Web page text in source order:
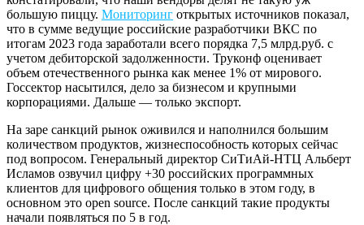
большую пиццу. Мониторинг открытых источников показал,
что в сумме ведущие российские разработчики ВКС по
итогам 2023 года заработали всего порядка 7,5 млрд.руб. с
учетом дебиторской задолженности. Труконф оценивает
объем отечественного рынка как менее 1% от мирового.
Госсектор насытился, дело за бизнесом и крупными
корпорациями. Дальше — только экспорт.
На заре санкций рынок оживился и наполнился большим
количеством продуктов, жизнеспособность которых сейчас
под вопросом. Генеральный директор СиТиАй-НТЦ Альберт
Исламов озвучил цифру +30 российских программных
клиентов для цифрового общения только в этом году, в
основном это open source. После санкций такие продукты
начали появляться по 5 в год.